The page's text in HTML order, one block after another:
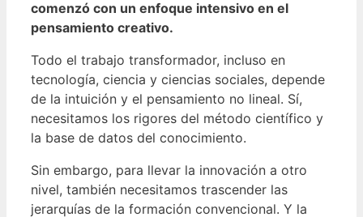
comenzó con un enfoque intensivo en el
pensamiento creativo.
Todo el trabajo transformador, incluso en
tecnología, ciencia y ciencias sociales, depende
de la intuición y el pensamiento no lineal. Sí,
necesitamos los rigores del método científico y
la base de datos del conocimiento.
Sin embargo, para llevar la innovación a otro
nivel, también necesitamos trascender las
jerarquías de la formación convencional. Y la